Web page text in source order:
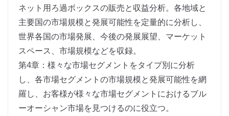
ネット用ろ過ボックスの販売と収益分析。各地域と
主要国の市場規模と発展可能性を定量的に分析し、
世界各国の市場発展、今後の発展展望、マーケット
スペース、市場規模などを収録。
第4章：様々な市場セグメントをタイプ別に分析
し、各市場セグメントの市場規模と発展可能性を網
羅し、お客様が様々な市場セグメントにおけるブル
ーオーシャン市場を見つけるのに役立つ。